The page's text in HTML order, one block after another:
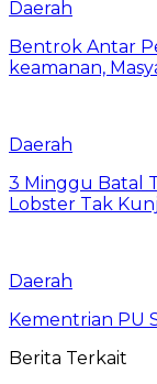
Daerah
Bentrok Antar
keamanan,
Daerah
3 Minggu Batal
Lobster Tak
Daerah
Kementrian PU
Berita Terkait